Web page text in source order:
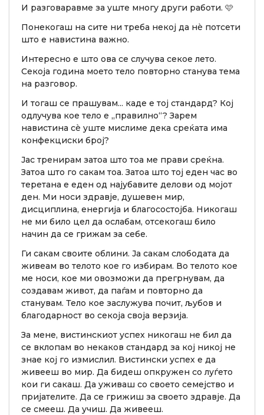
И разговаравме за уште многу други работи. 🩷
Понекогаш на сите ни треба некој да нè потсети
што е навистина важно.
Интересно е што ова се случува секое лето.
Секоја година моето тело повторно станува тема
на разговор.
И тогаш се прашувам... каде е тој стандард? Кој
одлучува кое тело е „правилно“? Зарем
навистина сè уште мислиме дека среќата има
конфекциски број?
Јас тренирам затоа што тоа ме прави среќна.
Затоа што го сакам тоа. Затоа што тој еден час во
теретана е еден од најубавите делови од мојот
ден. Ми носи здравје, душевен мир,
дисциплина, енергија и благосостојба. Никогаш
не ми било цел да ослабам, отсекогаш било
начин да се грижам за себе.
Ги сакам своите облини. Ја сакам слободата да
живеам во телото кое го избирам. Во телото кое
ме носи, кое ми овозможи да прегрнувам, да
создавам живот, да паѓам и повторно да
станувам. Тело кое заслужува почит, љубов и
благодарност во секоја своја верзија.
За мене, вистинскиот успех никогаш не бил да
се вклопам во некаков стандард за кој никој не
знае кој го измислил. Вистински успех е да
живееш во мир. Да бидеш опкружен со луѓето
кои ги сакаш. Да уживаш со своето семејство и
пријателите. Да се грижиш за своето здравје. Да
се смееш. Да учиш. Да живееш.